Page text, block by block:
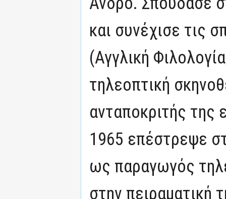
και συνέχισε τις
(Αγγλική
τηλεοπτική
ανταποκριτής της
1965 επέστρεψε
ως παραγωγός
στην πειραματική